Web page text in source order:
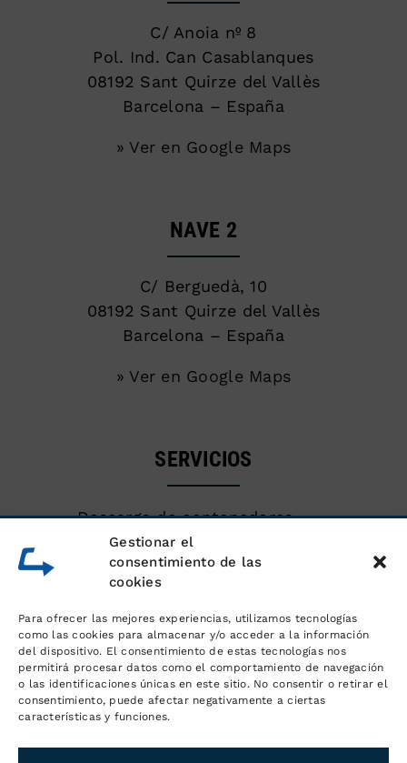
Gestionar el
consentimiento de las
cookies
Para ofrecer las mejores experiencias, utilizamos tecnologías
como las cookies para almacenar y/o acceder a la información
del dispositivo. El consentimiento de estas tecnologías nos
permitirá procesar datos como el comportamiento de navegación
o las identificaciones únicas en este sitio. No consentir o retirar el
consentimiento, puede afectar negativamente a ciertas
características y funciones.
C/ Anoia nº 8
Pol. Ind. Can Casablanques
08192 Sant Quirze del Vallès
Barcelona – España
» Ver en Google Maps
NAVE 2
C/ Berguedà, 10
08192 Sant Quirze del Vallès
Barcelona – España
» Ver en Google Maps
SERVICIOS
Descarga de contenedores
marítimos
Almacén de mercancías
Servicios logísticos y gestión de
pedidos
Distribución y transporte